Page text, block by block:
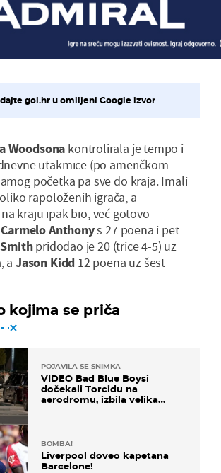
gol.hr u omiljeni Google izvor
Woodsona kontrolirala je tempo i
utakmice (po američkom
početka pa sve do kraja. Imali
rapoloženih igrača, a
kraju ipak bio, već gotovo
Carmelo Anthonys 27 poena i pet
pridodao je 20 (trice 4-5) uz
a Jason Kidd 12 poena uz šest
kojima se priča
POJAVILA SE SNIMKA
VIDEO Bad Blue Boysi
dočekali Torcidu na
aerodromu, izbila velika
BOMBA!
Liverpool doveo kapetana
Barcelone!